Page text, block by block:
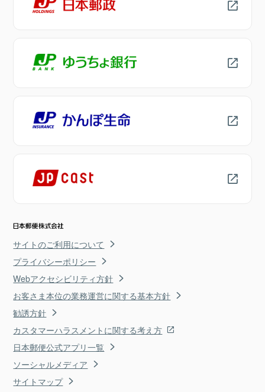
サイトのご利用について
プライバシーポリシー
Webアクセシビリティ方針
お客さま本位の業務運営に関する基本方針
勧誘方針
カスタマーハラスメントに関する考え方
日本郵便公式アプリ一覧
ソーシャルメディア
サイトマップ